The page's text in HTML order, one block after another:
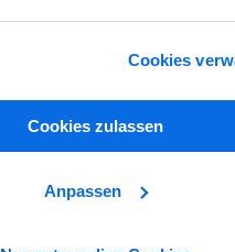
Cookies
Cookies zulassen
Anpassen